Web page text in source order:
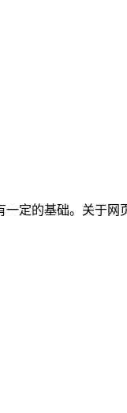
定的基础。关于网